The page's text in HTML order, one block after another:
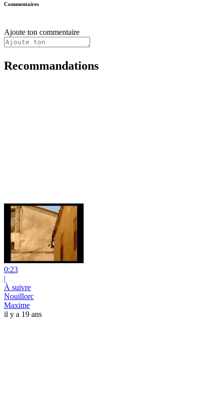
Commentaires
Ajoute ton commentaire
Recommandations
0:23
|
À suivre
Nouillorc
Maxime
il y a 19 ans